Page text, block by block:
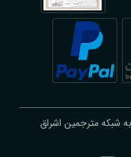
شبکه مترجمین اشراق